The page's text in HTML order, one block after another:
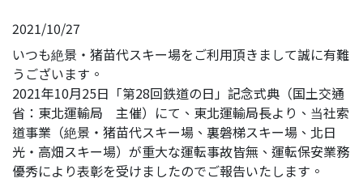
2021/10/27
いつも絶景・猪苗代スキー場をご利用頂きまして誠に有難
うございます。
2021年10月25日「第28回鉄道の日」記念式典（国土交通
省：東北運輸局 主催）にて、東北運輸局長より、当社索
道事業（絶景・猪苗代スキー場、裏磐梯スキー場、北日
光・高畑スキー場）が重大な運転事故皆無、運転保安業務
優秀により表彰を受けましたのでご報告いたします。